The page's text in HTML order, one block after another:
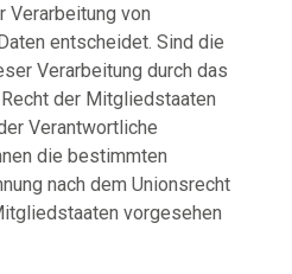
Verarbeitung von
entscheidet. Sind die
Verarbeitung durch das
der Mitgliedstaaten
Verantwortliche
die bestimmten
nach dem Unionsrecht
vorgesehen